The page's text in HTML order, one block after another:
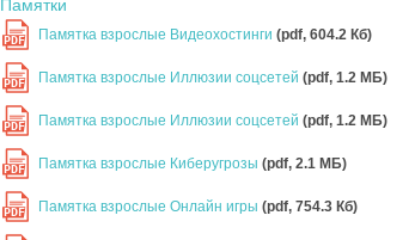
Памятки
PDF Памятка взрослые Видеохостинги (pdf, 604.2 Кб)
PDF Памятка взрослые Иллюзии соцсетей (pdf, 1.2 MБ)
PDF Памятка взрослые Иллюзии соцсетей (pdf, 1.2 MБ)
PDF Памятка взрослые Киберугрозы (pdf, 2.1 MБ)
PDF Памятка взрослые Онлайн игры (pdf, 754.3 Кб)